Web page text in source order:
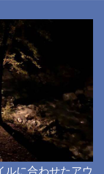
ルに合わせたアウ